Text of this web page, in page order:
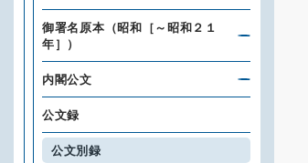
御署名原本（昭和［～昭和２１
年］）
内閣公文
公文録
公文別録